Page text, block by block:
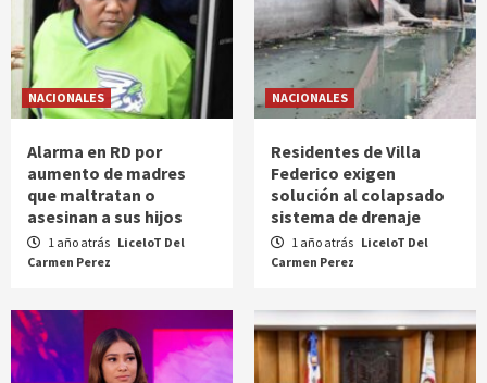
NACIONALES
Alarma en RD por
aumento de madres
que maltratan o
asesinan a sus hijos
1 año atrás LiceloT Del
Carmen Perez
NACIONALES
Residentes de Villa
Federico exigen
solución al colapsado
sistema de drenaje
1 año atrás LiceloT Del
Carmen Perez